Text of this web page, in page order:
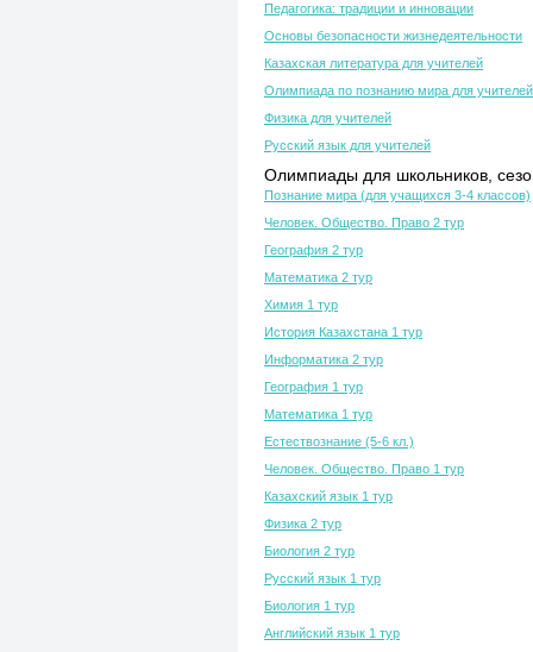
Педагогика: традиции и инновации
Основы безопасности жизнедеятельности
Казахская литература для учителей
Олимпиада по познанию мира для учителей
Физика для учителей
Русский язык для учителей
Олимпиады для школьников,
Познание мира (для учащихся 3-4 классов)
Человек. Общество. Право 2 тур
География 2 тур
Математика 2 тур
Химия 1 тур
История Казахстана 1 тур
Информатика 2 тур
География 1 тур
Математика 1 тур
Естествознание (5-6 кл.)
Человек. Общество. Право 1 тур
Казахский язык 1 тур
Физика 2 тур
Биология 2 тур
Русский язык 1 тур
Биология 1 тур
Английский язык 1 тур